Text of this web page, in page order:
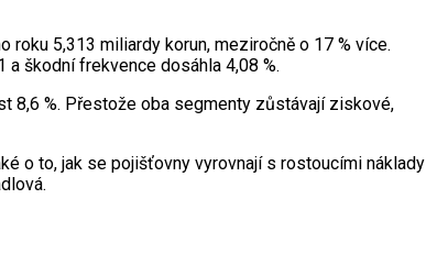
5,313 miliardy korun, meziročně o 17 % více.
škodní frekvence dosáhla 4,08 %.
8,6 %. Přestože oba segmenty zůstávají ziskové,
o to, jak se pojišťovny vyrovnají s rostoucími náklady